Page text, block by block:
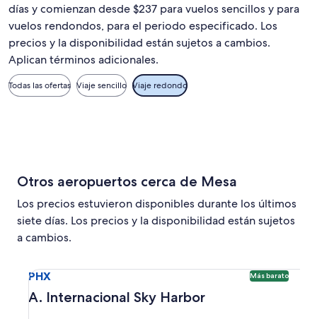
días y comienzan desde $237 para vuelos sencillos y para
vuelos rendondos, para el periodo especificado. Los
precios y la disponibilidad están sujetos a cambios.
Aplican términos adicionales.
Todas las ofertas Viaje sencillo Viaje redondo
Otros aeropuertos cerca de Mesa
Los precios estuvieron disponibles durante los últimos
siete días. Los precios y la disponibilidad están sujetos
a cambios.
PHX Más barato
A. Internacional Sky Harbor